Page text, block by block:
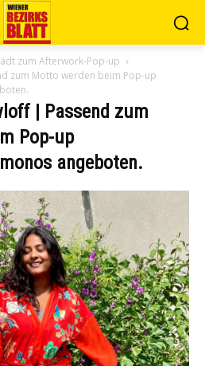
zum Afterwork-Pop-up
zum Motto werden beim Pop-up
| Passend zum
Pop-up
angeboten.